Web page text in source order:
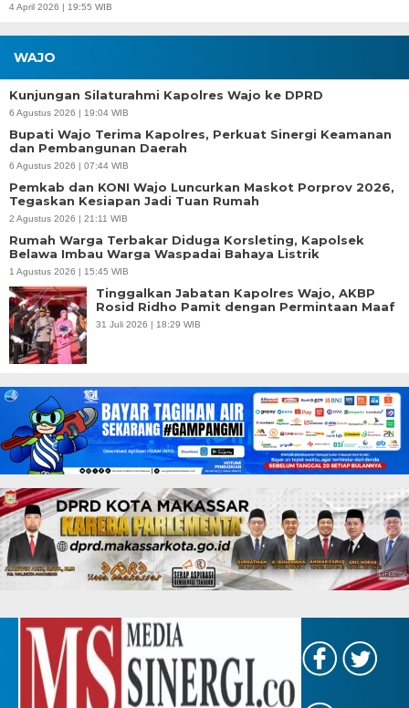
4 April 2026 | 19:55 WIB
WAJO
Kunjungan Silaturahmi Kapolres Wajo ke DPRD
6 Agustus 2026 | 19:04 WIB
Bupati Wajo Terima Kapolres, Perkuat Sinergi Keamanan
dan Pembangunan Daerah
6 Agustus 2026 | 07:44 WIB
Pemkab dan KONI Wajo Luncurkan Maskot Porprov 2026,
Tegaskan Kesiapan Jadi Tuan Rumah
2 Agustus 2026 | 21:11 WIB
Rumah Warga Terbakar Diduga Korsleting, Kapolsek
Belawa Imbau Warga Waspadai Bahaya Listrik
1 Agustus 2026 | 15:45 WIB
Tinggalkan Jabatan Kapolres Wajo, AKBP
Rosid Ridho Pamit dengan Permintaan Maaf
31 Juli 2026 | 18:29 WIB